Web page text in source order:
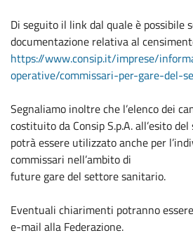
Di seguito il link dal quale è possibile
documentazione relativa al
https://www.consip.it/imprese/
operative/commissari-per-gare-del-
Segnaliamo inoltre che l’elenco dei
costituito da Consip S.p.A. all’esito
potrà essere utilizzato anche per
commissari nell’ambito di
future gare del settore sanitario.
Eventuali chiarimenti potranno
e-mail alla Federazione.